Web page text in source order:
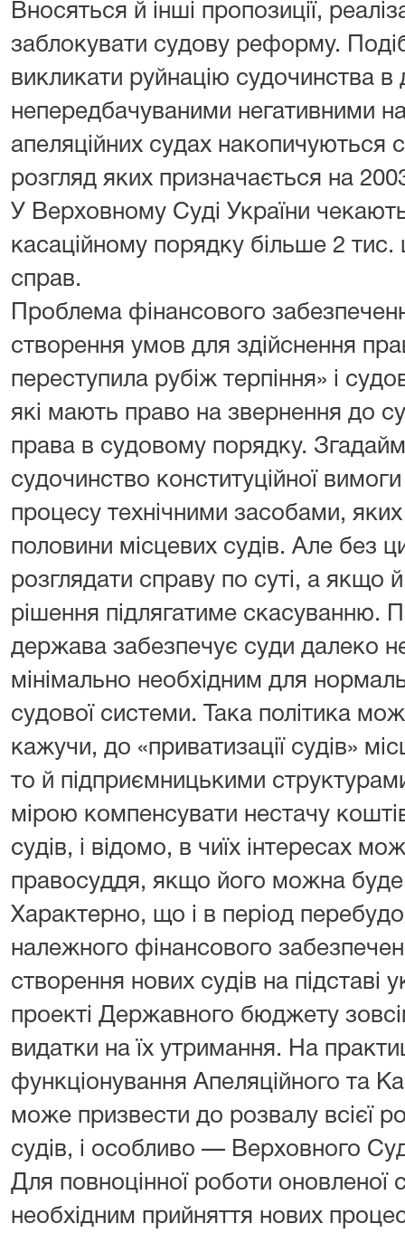
Вносяться й інші пропозиції,
заблокувати судову реформу.
викликати руйнацію судочинства в
непередбачуваними негативними
апеляційних судах накопичуються
розгляд яких призначається на
У Верховному Суді України
касаційному порядку більше 2 тис.
справ.
Проблема фінансового
створення умов для здійснення
переступила рубіж терпіння» і
які мають право на звернення до
права в судовому порядку.
судочинство конституційної
процесу технічними засобами,
половини місцевих судів. Але без
розглядати справу по суті, а якщо
рішення підлягатиме скасуванню.
держава забезпечує суди далеко
мінімально необхідним для
судової системи. Така політика
кажучи, до «приватизації судів»
то й підприємницькими
мірою компенсувати нестачу
судів, і відомо, в чиїх інтересах
правосуддя, якщо його можна буде
Характерно, що і в період
належного фінансового
створення нових судів на підставі
проекті Державного бюджету
видатки на їх утримання. На
функціонування Апеляційного та
може призвести до розвалу всієї
судів, і особливо — Верховного
Для повноцінної роботи оновленої
необхідним прийняття нових